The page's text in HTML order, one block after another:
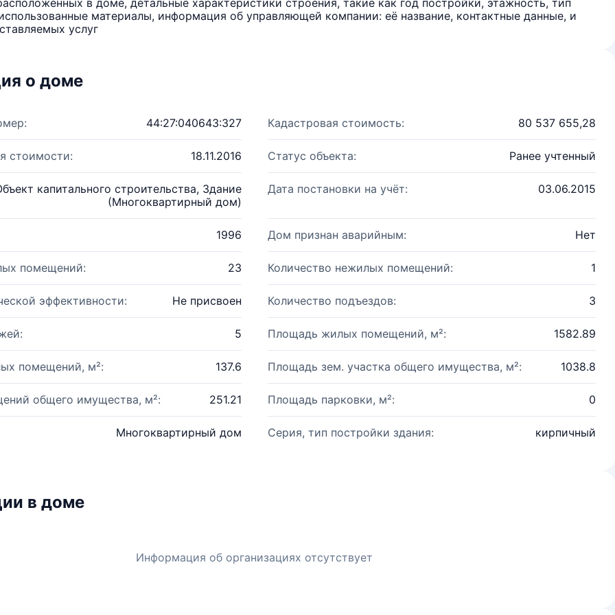
в доме, детальные характеристики строения, такие как год постройки, этажность, тип
материалы, информация об управляющей компании: её название, контактные данные, и
услуг
о доме
44:27:040643:327 Кадастровая стоимость: 80 537 655,28
стоимости: 18.11.2016 Статус объекта: Ранее учтенный
капитального строительства, Здание
(Многоквартирный дом)
Дата постановки на учёт: 03.06.2015
1996 Дом признан аварийным: Нет
помещений: 23 Количество нежилых помещений: 1
эффективности: Не присвоен Количество подъездов: 3
5 Площадь жилых помещений, м²: 1582.89
помещений, м²: 137.6 Площадь зем. участка общего имущества, м²: 1038.8
общего имущества, м²: 251.21 Площадь парковки, м²: 0
Многоквартирный дом Серия, тип постройки здания: кирпичный
в доме
Информация об организациях отсутствует